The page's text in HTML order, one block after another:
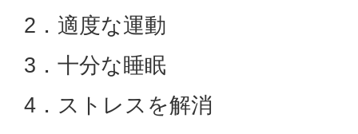
2．適度な運動
3．十分な睡眠
4．ストレスを解消